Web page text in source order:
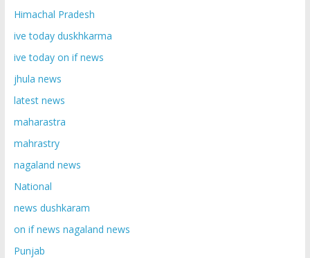
Himachal Pradesh
ive today duskhkarma
ive today on if news
jhula news
latest news
maharastra
mahrastry
nagaland news
National
news dushkaram
on if news nagaland news
Punjab